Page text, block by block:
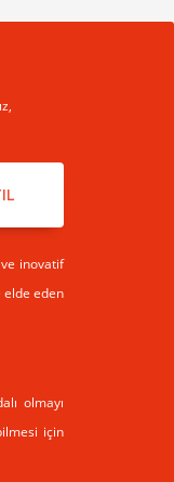
inovatif
elde eden
olmayı
için